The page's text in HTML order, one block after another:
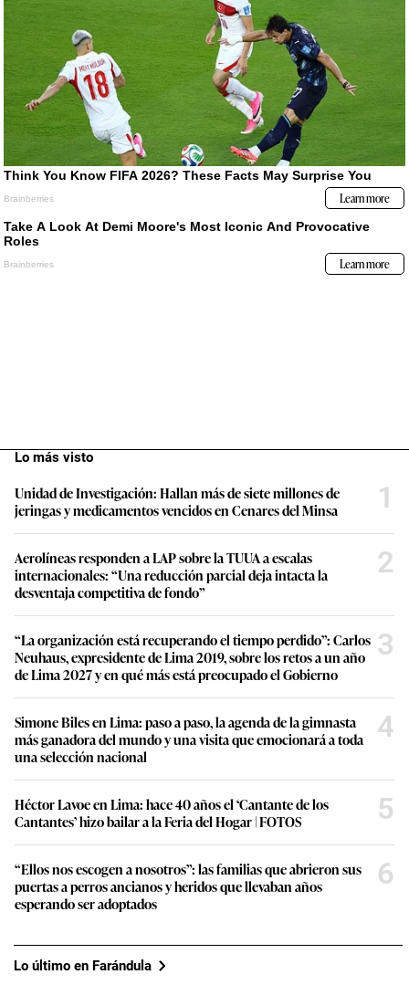
Lo más visto
Unidad de Investigación: Hallan más de siete millones de
jeringas y medicamentos vencidos en Cenares del Minsa
1
Aerolíneas responden a LAP sobre la TUUA a escalas
internacionales: “Una reducción parcial deja intacta la
desventaja competitiva de fondo”
2
“La organización está recuperando el tiempo perdido”: Carlos
Neuhaus, expresidente de Lima 2019, sobre los retos a un año
de Lima 2027 y en qué más está preocupado el Gobierno
3
Simone Biles en Lima: paso a paso, la agenda de la gimnasta
más ganadora del mundo y una visita que emocionará a toda
una selección nacional
4
Héctor Lavoe en Lima: hace 40 años el ‘Cantante de los
Cantantes’ hizo bailar a la Feria del Hogar | FOTOS
5
“Ellos nos escogen a nosotros”: las familias que abrieron sus
puertas a perros ancianos y heridos que llevaban años
esperando ser adoptados
6
Lo último en Farándula